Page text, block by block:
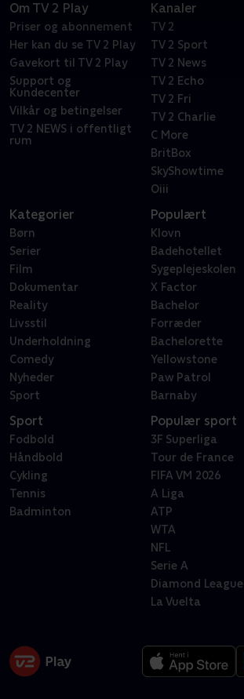
Om TV 2 Play
Priser og abonnement
Her kan du se TV 2 Play
Gavekort til TV 2 Play
Support og
Kundecenter
Vilkår og betingelser
TV 2 NEWS i offentligt
rum
Kanaler
TV 2
TV 2 Sport
TV 2 News
TV 2 Echo
TV 2 Fri
TV 2 Charlie
C More
BritBox
SkyShowtime
Oiii
Kategorier
Børn
Serier
Film
Dokumentar
Reality
Livsstil
Underholdning
Comedy
Nyheder
Sport
Populært
Klovn
Badehotellet
Sygeplejeskolen
X Factor
Bachelor
Forræder
Bachelorette
Yellowstone
Paw Patrol
Barnaby
Sport
Fodbold
Håndbold
Cykling
Tennis
Badminton
Populær sport
3F Superliga
Tour de France
FIFA VM 2026
A Liga
ATP
WTA
NFL
Serie A
Diamond League
La Vuelta